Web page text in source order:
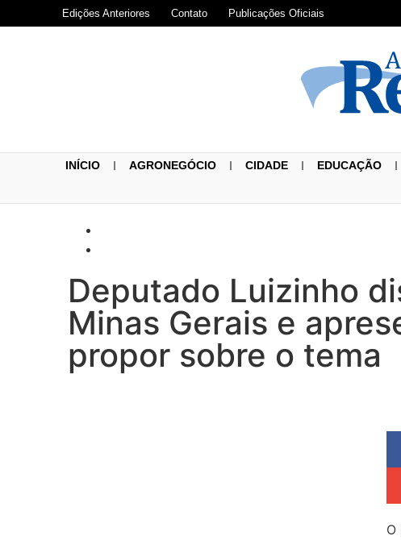
Edições Anteriores Contato Publicações Oficiais
INÍCIO AGRONEGÓCIO CIDADE EDUCAÇÃO
Deputado Luizinho
Minas Gerais e
propor sobre o tema
O